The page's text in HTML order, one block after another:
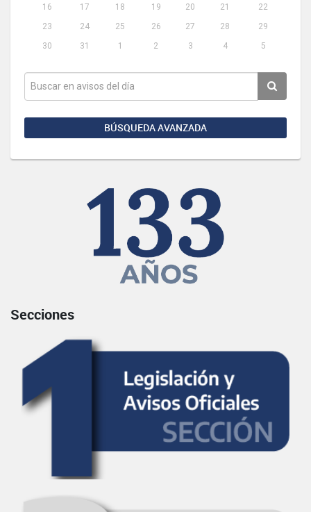
16
17 18 19 20 21
22
23
24 25 26 27 28
29
30
31 1 2 3 4 5
BÚSQUEDA AVANZADA
Secciones